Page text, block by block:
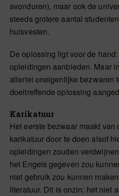
avonduren), maar ook de
steeds grotere aantal
huisvesten.
De oplossing ligt voor de
opleidingen aanbieden. Maar
allerlei oneigenlijke bezwaren
doeltreffende oplossing
Karikatuur
Het eerste bezwaar maakt
karikatuur door te doen alsof
opleidingen zouden
het Engels gegeven zou
niet gebruik zou kunnen
literatuur. Dit is onzin: het niet